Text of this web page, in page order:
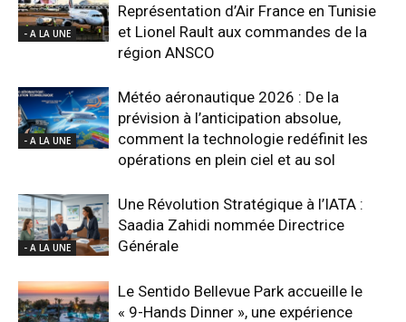
- A LA UNE
Représentation d’Air France en Tunisie
et Lionel Rault aux commandes de la
région ANSCO
- A LA UNE
Météo aéronautique 2026 : De la
prévision à l’anticipation absolue,
comment la technologie redéfinit les
opérations en plein ciel et au sol
- A LA UNE
Une Révolution Stratégique à l’IATA :
Saadia Zahidi nommée Directrice
Générale
Le Sentido Bellevue Park accueille le
« 9-Hands Dinner », une expérience